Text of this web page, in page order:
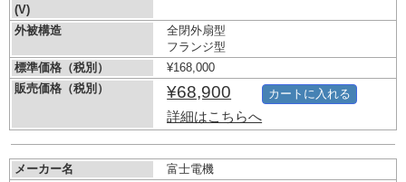
(V)
外被構造
全閉外扇型
フランジ型
標準価格（税別）
¥168,000
販売価格（税別）
¥68,900
詳細はこちらへ
カートに入れる
メーカー名
富士電機